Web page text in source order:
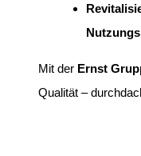
Mit der Ernst
Qualität –